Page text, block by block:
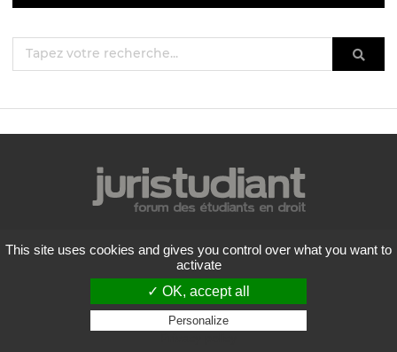
Mentions légales
Politique de confidentialité
Conditions générales d'utilisation
Liste des forums
Contactez-nous
This site uses cookies and gives you control over what you want to
activate
✓ OK, accept all
Personalize